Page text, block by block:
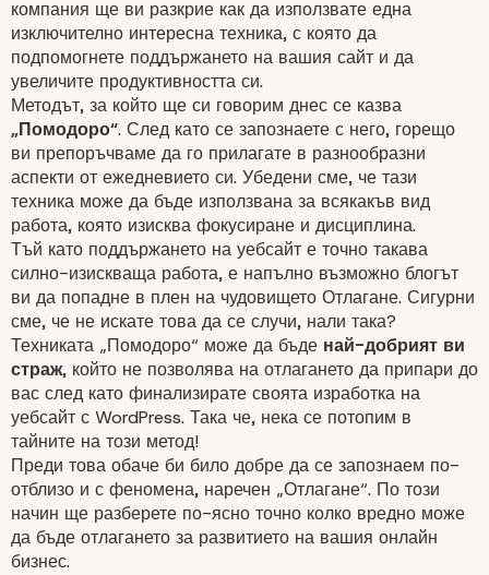
компания ще ви разкрие как да използвате една
изключително интересна техника, с която да
подпомогнете поддържането на вашия сайт и да
увеличите продуктивността си.
Методът, за който ще си говорим днес се казва
„Помодоро“. След като се запознаете с него, горещо
ви препоръчваме да го прилагате в разнообразни
аспекти от ежедневието си. Убедени сме, че тази
техника може да бъде използвана за всякакъв вид
работа, която изисква фокусиране и дисциплина.
Тъй като поддържането на уебсайт е точно такава
силно-изискваща работа, е напълно възможно блогът
ви да попадне в плен на чудовището Отлагане. Сигурни
сме, че не искате това да се случи, нали така?
Техниката „Помодоро“ може да бъде най-добрият ви
страж, който не позволява на отлагането да припари до
вас след като финализирате своята изработка на
уебсайт с WordPress. Така че, нека се потопим в
тайните на този метод!
Преди това обаче би било добре да се запознаем по-
отблизо и с феномена, наречен „Отлагане“. По този
начин ще разберете по-ясно точно колко вредно може
да бъде отлагането за развитието на вашия онлайн
бизнес.